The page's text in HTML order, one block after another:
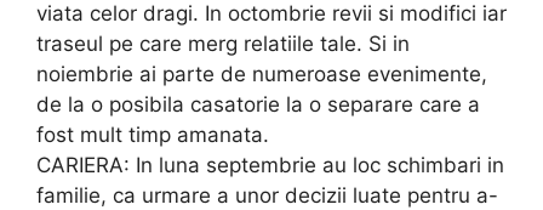
viata celor dragi. In octombrie revii si modifici iar
traseul pe care merg relatiile tale. Si in
noiembrie ai parte de numeroase evenimente,
de la o posibila casatorie la o separare care a
fost mult timp amanata.
CARIERA: In luna septembrie au loc schimbari in
familie, ca urmare a unor decizii luate pentru a-